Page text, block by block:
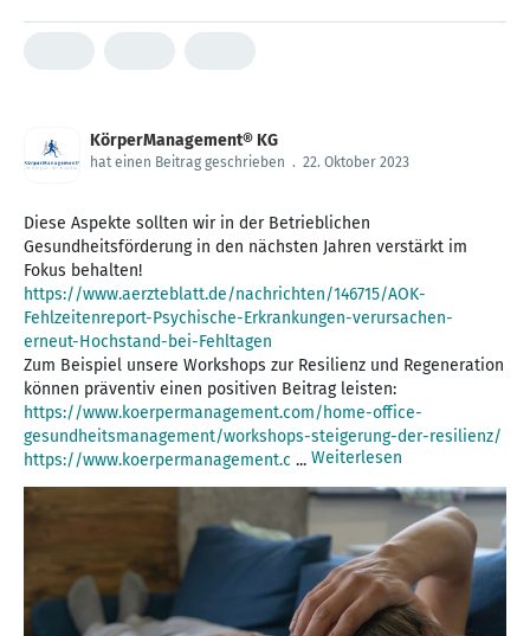
KörperManagement® KG
hat einen Beitrag geschrieben . 22. Oktober 2023
Diese Aspekte sollten wir in der Betrieblichen
Gesundheitsförderung in den nächsten Jahren verstärkt im
https://www.aerzteblatt.de/nachrichten/146715/AOK-
Fehlzeitenreport-Psychische-Erkrankungen-verursachen-
erneut-Hochstand-bei-Fehltagen
Zum Beispiel unsere Workshops zur Resilienz und Regeneration
https://www.koerpermanagement.com/home-office-
gesundheitsmanagement/workshops-steigerung-der-resilienz/
https://www.koerpermanagement.c ... Weiterlesen